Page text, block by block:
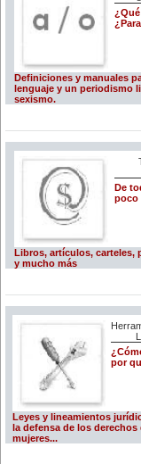
Definiciones y manuales
lenguaje y un periodismo
sexismo.
De
poco
Libros, artículos, carteles,
y mucho más
por
Leyes y lineamientos
la defensa de los derechos
mujeres...